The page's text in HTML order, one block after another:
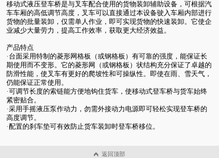
移动式液压登车桥是与叉车配合使用的货物装卸辅助设备，可根据汽
车车厢的高低调节高度，叉车可以直接通过本设备驶入车厢内部进行
货物的批量装卸，仅需单人作业，即可实现货物的快速装卸。它使企
业减少大量劳力，提高工作效率，获取更大经济效益。
产品特点
·台面采用特制的菱形网格板（或钢格板）有可靠的强度，能保证长
期使用而不变形。它的菱形网（或钢格板）状结构充分保证了卓越的
防滑性能，使叉车有更好的爬坡性和可操纵性。即使在雨、雪天气，
仍能保证正常使用。
·可调节长度的索链能方便地钩住货车，使移动式登车桥与货车始终
紧密贴合。
·采用手摇液压泵作动力，勿需外接动力电源即可轻松实现登车桥的
高度调节。
·配置的刹车垫可有效防止货车装卸时登车桥移位。
返回顶部